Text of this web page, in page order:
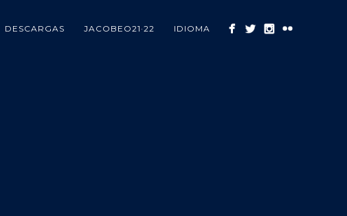
DESCARGAS JACOBEO21·22 IDIOMA